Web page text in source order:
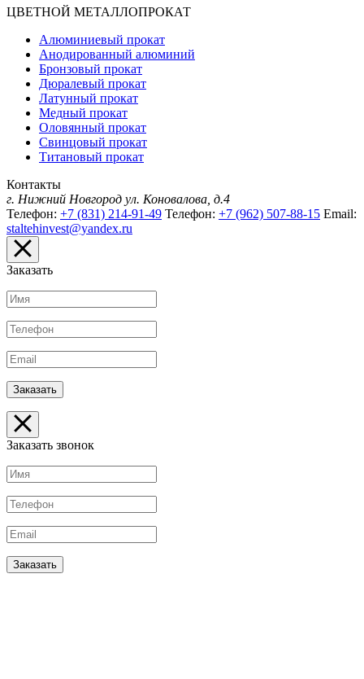
ЦВЕТНОЙ МЕТАЛЛОПРОКАТ
Алюминиевый прокат
Анодированный алюминий
Бронзовый прокат
Дюралевый прокат
Латунный прокат
Медный прокат
Оловянный прокат
Свинцовый прокат
Титановый прокат
Контакты
г. Нижний Новгород ул. Коновалова, д.4
Телефон: +7 (831) 214-91-49 Телефон: +7 (962) 507-88-15 Email:
staltehinvest@yandex.ru
Заказать
Заказать звонок